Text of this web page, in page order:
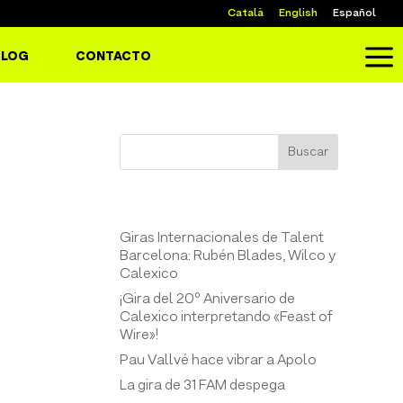
Català English Español
CONTACTO a
Buscar
Giras Internacionales de Talent
Barcelona: Rubén Blades, Wilco y
Calexico
¡Gira del 20º Aniversario de
Calexico interpretando «Feast of
Wire»!
Pau Vallvé hace vibrar a Apolo
La gira de 31 FAM despega